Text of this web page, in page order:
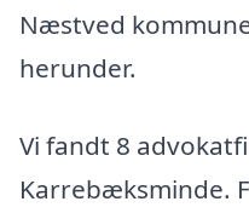
Næstved
herunder.
Vi fandt 8
Karrebæksminde.